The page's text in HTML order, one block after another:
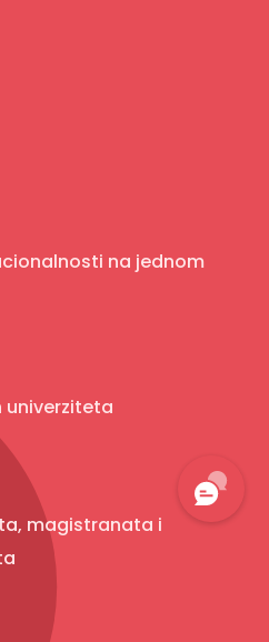
na jednom
univerziteta
magistranata i